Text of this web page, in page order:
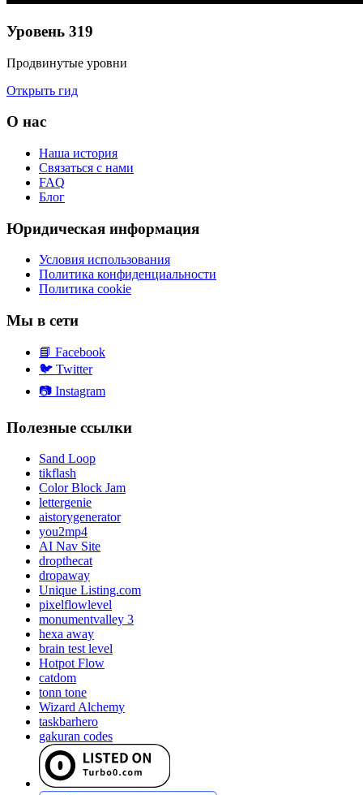
Уровень 319
Продвинутые уровни
Открыть гид
О нас
Наша история
Связаться с нами
FAQ
Блог
Юридическая информация
Условия использования
Политика конфиденциальности
Политика cookie
Мы в сети
📘 Facebook
🐦 Twitter
📷 Instagram
Полезные ссылки
Sand Loop
tikflash
Color Block Jam
lettergenie
aistorygenerator
you2mp4
AI Nav Site
dropthecat
dropaway
Unique Listing.com
pixelflowlevel
monumentvalley 3
hexa away
brain test level
Hotpot Flow
catdom
tonn tone
Wizard Alchemy
taskbarhero
gakuran codes